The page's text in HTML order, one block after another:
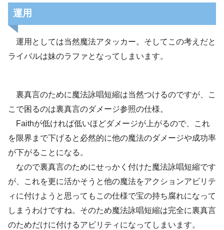
運用
運用としては当然魔法アタッカー。そしてこの考えだと
ライバルは妹のラファとなってしまいます。
裏真言のために魔法詠唱短縮は当然つけるのですが、こ
こで困るのは裏真言のダメージ参照の仕様。
Faithが低ければ低いほどダメージが上がるので、これ
を限界まで下げると必然的に他の魔法のダメージや成功率
が下がることになる。
なので裏真言のためにせっかく付けた魔法詠唱短縮です
が、これを更に活かそうと他の魔法をアクションアビリテ
ィに付けようと思ってもこの仕様で宝の持ち腐れになって
しまうわけですね。そのため魔法詠唱短縮は完全に裏真言
のためだけに付けるアビリティになってしまいます。